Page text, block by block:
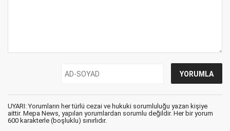
UYARI: Yorumların her türlü cezai ve hukuki sorumluluğu yazan kişiye
aittir. Mepa News, yapılan yorumlardan sorumlu değildir. Her bir yorum
600 karakterle (boşluklu) sınırlıdır.